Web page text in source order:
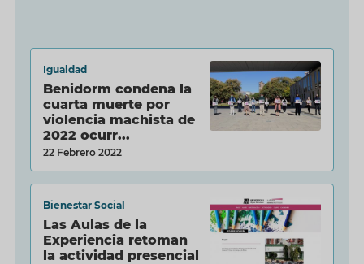
Igualdad
Benidorm condena la
cuarta muerte por
violencia machista de
2022 ocurr...
22 Febrero 2022
Bienestar Social
Las Aulas de la
Experiencia retoman
la actividad presencial